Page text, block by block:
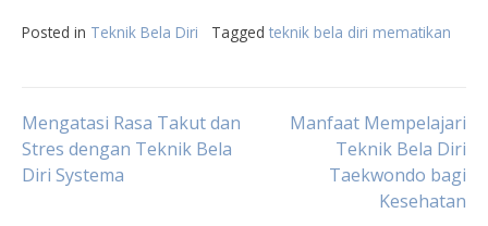
Posted in Teknik Bela Diri Tagged teknik bela diri mematikan
Post
navigation
Mengatasi Rasa Takut dan
Stres dengan Teknik Bela
Diri Systema
Manfaat Mempelajari
Teknik Bela Diri
Taekwondo bagi
Kesehatan